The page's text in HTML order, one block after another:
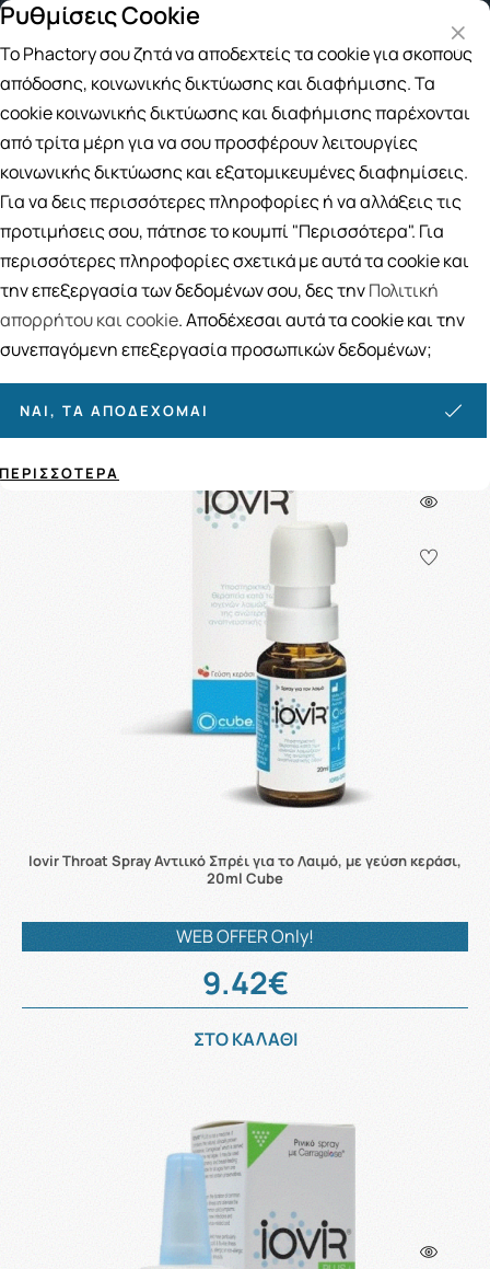
για αγορές άνω των 49€ Παραλαβή από το
Αναζήτηση
Αρχική / Εταιρίες / CUBE
CUBE
Ταξινόμηση Προβολή
9 ΠΡΟΪΌΝΤΑ
Iovir Throat Spray Αντιικό Σπρέι για το Λαιμό, με γεύση κεράσι,
20ml Cube
WEB OFFER Only!
9.42€
ΣΤΟ ΚΑΛΑΘΙ
Ρυθμίσεις Cookie
Το Phactory σου ζητά να αποδεχτείς τα cookie για σκοπούς
απόδοσης, κοινωνικής δικτύωσης και διαφήμισης. Τα
cookie κοινωνικής δικτύωσης και διαφήμισης παρέχονται
από τρίτα μέρη για να σου προσφέρουν λειτουργίες
κοινωνικής δικτύωσης και εξατομικευμένες διαφημίσεις.
Για να δεις περισσότερες πληροφορίες ή να αλλάξεις τις
προτιμήσεις σου, πάτησε το κουμπί "Περισσότερα". Για
περισσότερες πληροφορίες σχετικά με αυτά τα cookie και
την επεξεργασία των δεδομένων σου, δες τηνΠολιτική
απορρήτου και cookie. Αποδέχεσαι αυτά τα cookie και την
συνεπαγόμενη επεξεργασία προσωπικών δεδομένων;
ΝΑΙ, ΤΑ ΑΠΟΔΈΧΟΜΑΙ
ΠΕΡΙΣΣΌΤΕΡΑ